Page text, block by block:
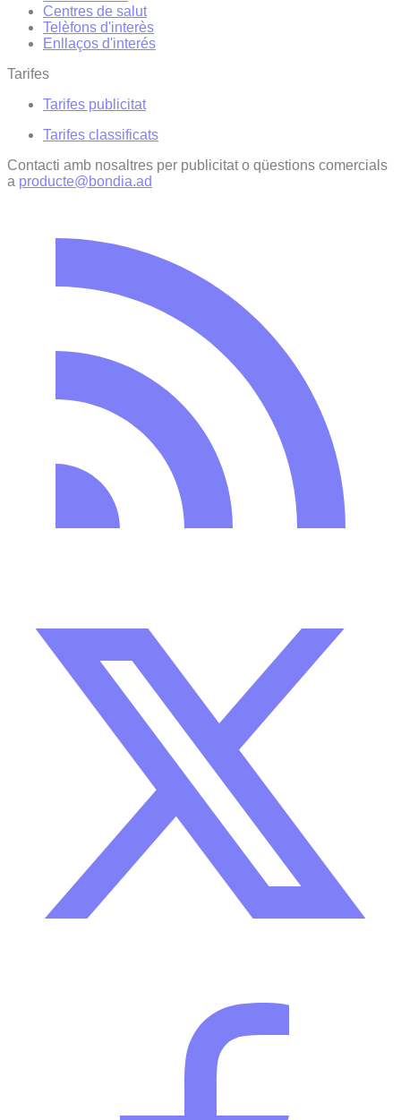
Centres de salut
Telèfons d'interès
Enllaços d'interés
Tarifes
Tarifes publicitat
Tarifes classificats
Contacti amb nosaltres per publicitat o qüestions comercials
a producte@bondia.ad